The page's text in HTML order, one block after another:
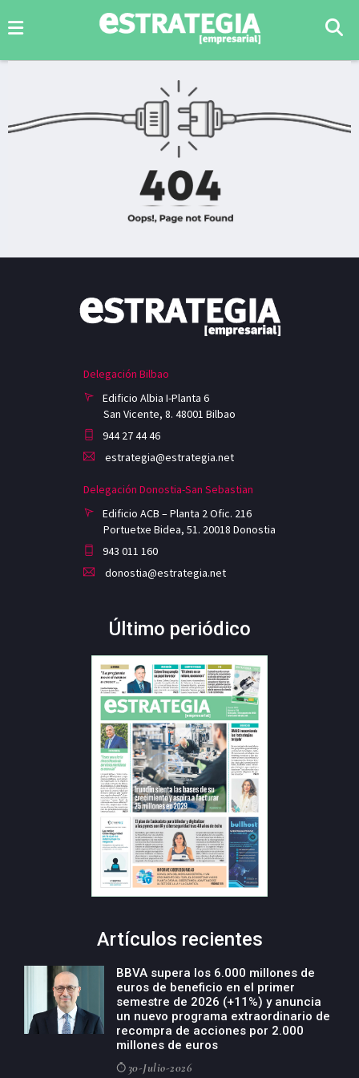
Delegación Bilbao
Edificio Albia I-Planta 6
San Vicente, 8. 48001 Bilbao
944 27 44 46
estrategia@estrategia.net
Delegación Donostia-San Sebastian
Edificio ACB – Planta 2 Ofic. 216
Portuetxe Bidea, 51. 20018 Donostia
943 011 160
donostia@estrategia.net
Último periódico
Artículos recientes
BBVA supera los 6.000 millones de
euros de beneficio en el primer
semestre de 2026 (+11%) y anuncia
un nuevo programa extraordinario de
recompra de acciones por 2.000
millones de euros
30-Julio-2026